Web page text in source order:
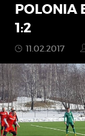
POLONIA
1:2
11.02.2017